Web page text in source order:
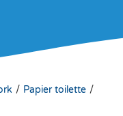
/ Papier toilette /